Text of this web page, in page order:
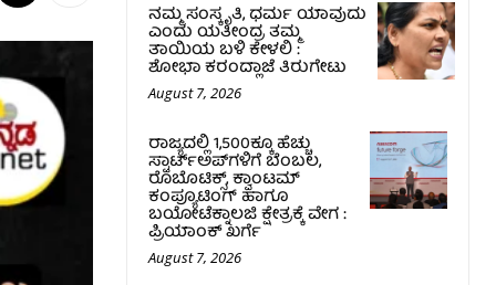
ನಮ್ಮ ಸಂಸ್ಕೃತಿ, ಧರ್ಮ ಯಾವುದು
ಎಂದು ಯತೀಂದ್ರ ತಮ್ಮ
ತಾಯಿಯ ಬಳಿ ಕೇಳಲಿ :
ಶೋಭಾ ಕರಂದ್ಲಾಜೆ ತಿರುಗೇಟು
August 7, 2026
ರಾಜ್ಯದಲ್ಲಿ 1,500ಕ್ಕೂ ಹೆಚ್ಚು
ಸ್ಟಾರ್ಟ್‌ಅಪ್‌ಗಳಿಗೆ ಬೆಂಬಲ,
ರೊಬೊಟಿಕ್ಸ್, ಕ್ವಾಂಟಮ್
ಕಂಪ್ಯೂಟಿಂಗ್ ಹಾಗೂ
ಬಯೋಟೆಕ್ನಾಲಜಿ ಕ್ಷೇತ್ರಕ್ಕೆ ವೇಗ :
ಪ್ರಿಯಾಂಕ್‌ ಖರ್ಗೆ
August 7, 2026